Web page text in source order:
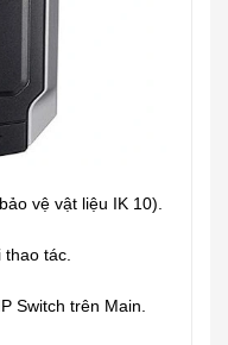
vệ vật liệu IK 10).
tác.
Switch trên Main.